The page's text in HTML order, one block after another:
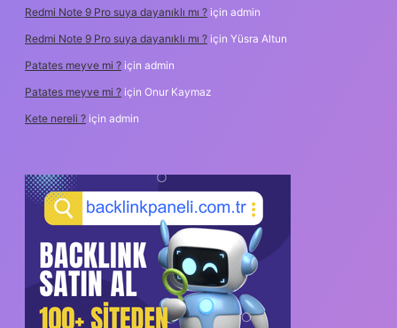
Redmi Note 9 Pro suya dayanıklı mı ? için admin
Redmi Note 9 Pro suya dayanıklı mı ? için Yüsra Altun
Patates meyve mi ? için admin
Patates meyve mi ? için Onur Kaymaz
Kete nereli ? için admin